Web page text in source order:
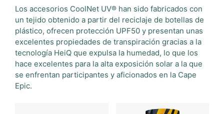
Los accesorios CoolNet UV® han sido fabricados con
un tejido obtenido a partir del reciclaje de botellas de
plástico, ofrecen protección UPF50 y presentan unas
excelentes propiedades de transpiración gracias a la
tecnología HeiQ que expulsa la humedad, lo que los
hace excelentes para la alta exposición solar a la que
se enfrentan participantes y aficionados en la Cape
Epic.